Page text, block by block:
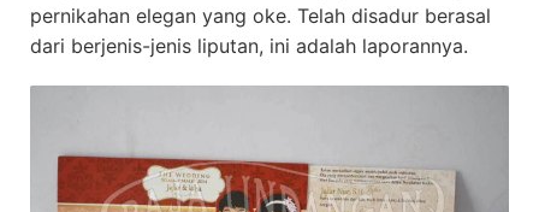
pernikahan elegan yang oke. Telah disadur berasal
dari berjenis-jenis liputan, ini adalah laporannya.